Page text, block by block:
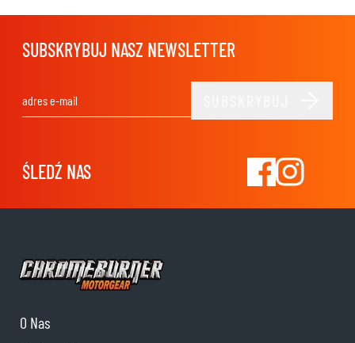
SUBSKRYBUJ NASZ NEWSLETTER
ŚLEDŹ NAS
O Nas